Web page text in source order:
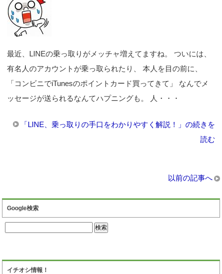
最近、LINEの乗っ取りがメッチャ増えてますね。 ついには、
有名人のアカウントが乗っ取られたり、 本人を目の前に、
「コンビニでiTunesのポイントカード買ってきて」 なんでメ
ッセージが送られるなんてハプニングも。 人・・・
「LINE、乗っ取りの手口をわかりやすく解説！」の続きを
読む
以前の記事へ
Google検索
イチオシ情報！